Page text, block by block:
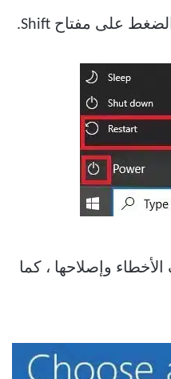
وإصلاحها ، كما